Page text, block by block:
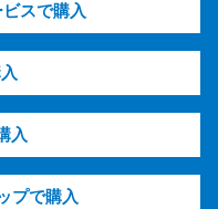
スで購入
入
プで購入